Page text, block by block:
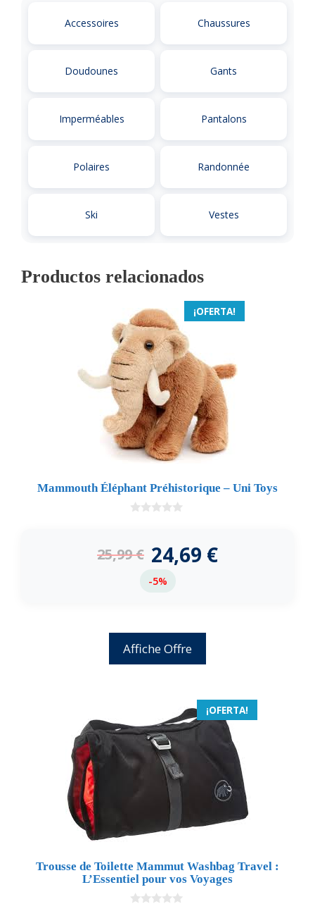
Accessoires Chaussures
Doudounes Gants
Imperméables Pantalons
Polaires Randonnée
Ski Vestes
Productos relacionados
¡OFERTA!
Mammouth Éléphant Préhistorique – Uni Toys
5
25,99€ 24,69 €
-5%
Affiche Offre
¡OFERTA!
Trousse de Toilette Mammut Washbag Travel :
L’Essentiel pour vos Voyages